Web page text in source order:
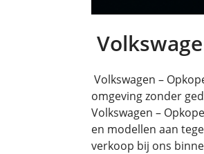
Volkswagen –
omgeving zonder
Volkswagen –
en modellen aan
verkoop bij ons